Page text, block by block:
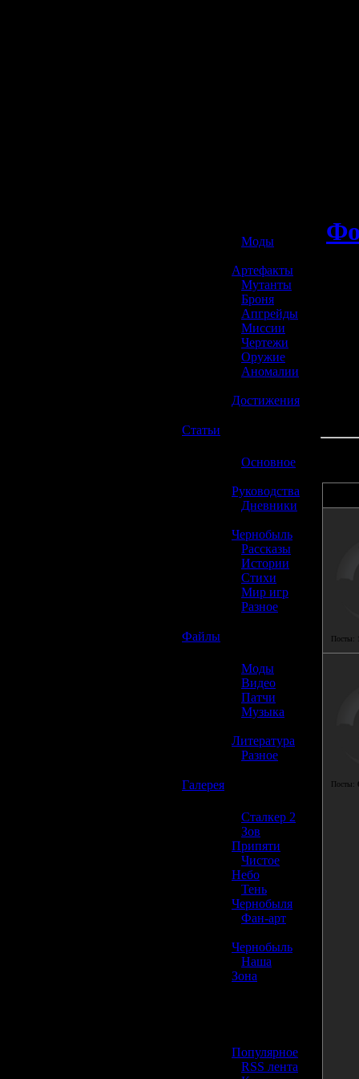
Моды
Артефакты
Мутанты
Броня
Апгрейды
Миссии
Чертежи
Оружие
Аномалии
Достижения
Статьи
Основное
Руководства
Дневники
Чернобыль
Рассказы
Истории
Стихи
Мир игр
Разное
Файлы
Моды
Видео
Патчи
Музыка
Литература
Разное
Галерея
Сталкер 2
Зов
Припяти
Чистое
Небо
Тень
Чернобыля
Фан-арт
Чернобыль
Наша
Зона
Популярное
RSS лента
Посты:
Посты: